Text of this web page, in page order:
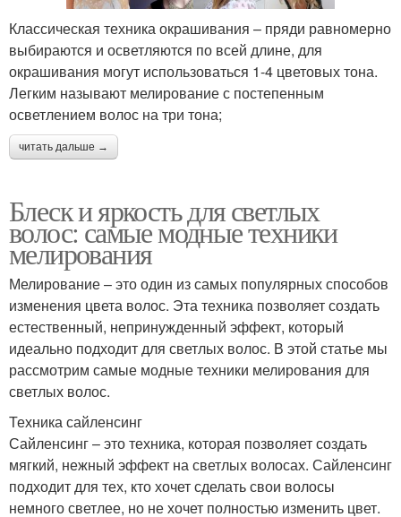
Классическая техника окрашивания – пряди равномерно
выбираются и осветляются по всей длине, для
окрашивания могут использоваться 1-4 цветовых тона.
Легким называют мелирование с постепенным
осветлением волос на три тона;
читать дальше →
Блеск и яркость для светлых
волос: самые модные техники
мелирования
Мелирование – это один из самых популярных способов
изменения цвета волос. Эта техника позволяет создать
естественный, непринужденный эффект, который
идеально подходит для светлых волос. В этой статье мы
рассмотрим самые модные техники мелирования для
светлых волос.
Техника сайленсинг
Сайленсинг – это техника, которая позволяет создать
мягкий, нежный эффект на светлых волосах. Сайленсинг
подходит для тех, кто хочет сделать свои волосы
немного светлее, но не хочет полностью изменить цвет.